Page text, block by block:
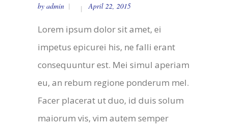
by admin April 22, 2015
Lorem ipsum dolor sit amet, ei
impetus epicurei his, ne falli erant
consequuntur est. Mei simul aperiam
eu, an rebum regione ponderum mel.
Facer placerat ut duo, id duis solum
maiorum vis, vim autem semper